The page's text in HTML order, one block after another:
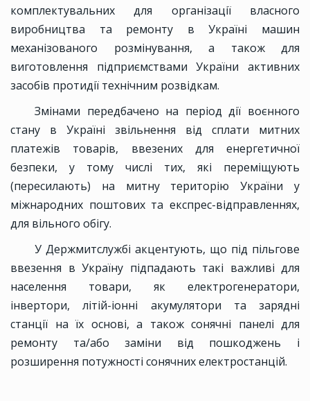
комплектувальних для організації власного
виробництва та ремонту в Україні машин
механізованого розмінування, а також для
виготовлення підприємствами України активних
засобів протидії технічним розвідкам.
Змінами передбачено на період дії воєнного
стану в Україні звільнення від сплати митних
платежів товарів, ввезених для енергетичної
безпеки, у тому числі тих, які переміщують
(пересилають) на митну територію України у
міжнародних поштових та експрес-відправленнях,
для вільного обігу.
У Держмитслужбі акцентують, що під пільгове
ввезення в Україну підпадають такі важливі для
населення товари, як електрогенератори,
інвертори, літій-іонні акумулятори та зарядні
станції на їх основі, а також сонячні панелі для
ремонту та/або заміни від пошкоджень і
розширення потужності сонячних електростанцій.